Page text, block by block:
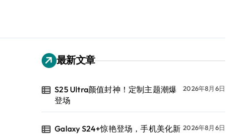
最新文章
S25 Ultra颜值封神！定制主题潮爆
登场
2026年8月6日
Galaxy S24+惊艳登场，手机美化新 2026年8月6日